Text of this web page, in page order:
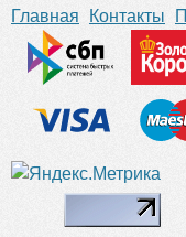
Главная
Контакты